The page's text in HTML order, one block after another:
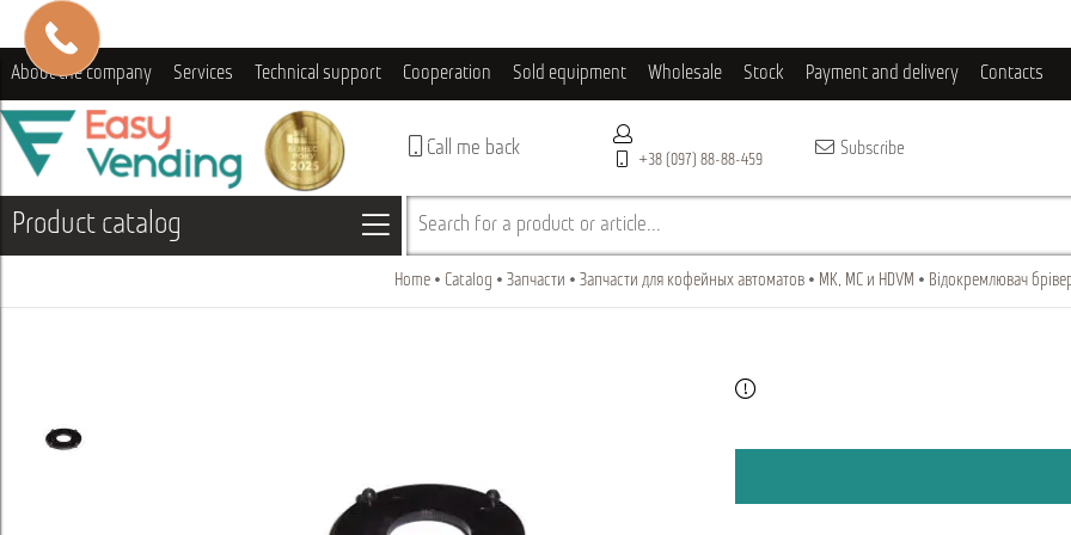
About the company Services Technical support Cooperation Sold equipment Wholesale Stock Payment and delivery Contacts
Call me back
+38 (097) 88-88-459
Subscribe
Product catalog Search for a product or article...
Home Catalog Запчасти Запчасти для кофейных автоматов МК, МС и HDVM Відокремлювач